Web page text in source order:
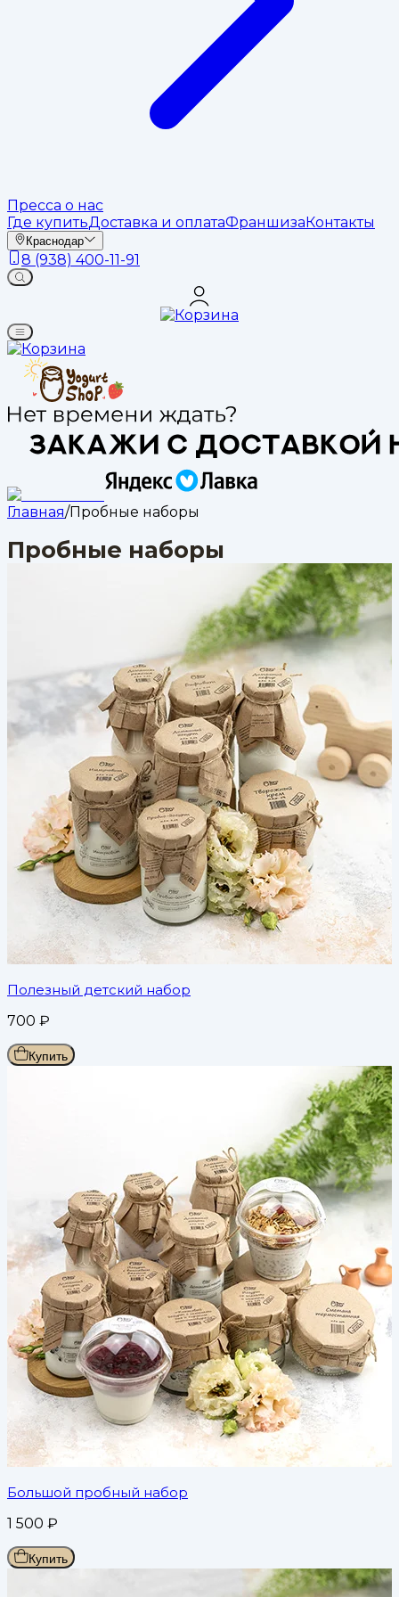
Пресса о нас
Где купитьДоставка и оплатаФраншизаКонтакты
Краснодар
8 (938) 400-11-91
Главная/Пробные наборы
Пробные наборы
Полезный детский набор
700 ₽
Купить
Большой пробный набор
1 500 ₽
Купить